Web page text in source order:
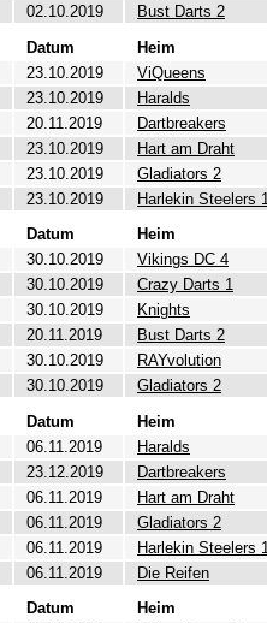
02.10.2019 Bust Darts 2
Datum Heim
23.10.2019 ViQueens
23.10.2019 Haralds
20.11.2019 Dartbreakers
23.10.2019 Hart am Draht
23.10.2019 Gladiators 2
23.10.2019 Harlekin Steelers 1
Datum Heim
30.10.2019 Vikings DC 4
30.10.2019 Crazy Darts 1
30.10.2019 Knights
20.11.2019 Bust Darts 2
30.10.2019 RAYvolution
30.10.2019 Gladiators 2
Datum Heim
06.11.2019 Haralds
23.12.2019 Dartbreakers
06.11.2019 Hart am Draht
06.11.2019 Gladiators 2
06.11.2019 Harlekin Steelers 1
06.11.2019 Die Reifen
Datum Heim